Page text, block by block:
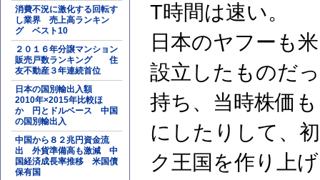
消費不況に激化する回転す
し業界 売上高ランキン
グ ベスト10
２０１６年分譲マンション
販売戸数ランキング 住
友不動産３年連続首位
日本の国別輸出入額
2010年×2015年比較ほ
か 円とドルベース 中国
の国別輸出入
中国から８２兆円資金流
出 外貨準備高も激減 中
国経済成長率推移 米国債
保有国
T時間は速い。
日本のヤフーも
設立したものだ
持ち、当時株価
にしたりして、
ク王国を作り上